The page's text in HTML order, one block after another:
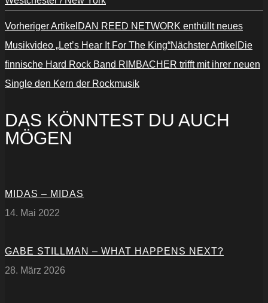
Vorheriger Artikel DAN REED NETWORK enthüllt neues
Musikvideo „Let’s Hear It For The King“Nächster Artikel Die
finnische Hard Rock Band RIMBACHER trifft mit ihrer neuen
Single den Kern der Rockmusik
DAS KÖNNTEST DU AUCH
MÖGEN
MIDAS – MIDAS
14. Mai 2022
GABE STILLMAN – WHAT HAPPENS NEXT?
28. März 2026